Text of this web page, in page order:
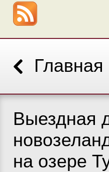
Главная
Выездная
на озере